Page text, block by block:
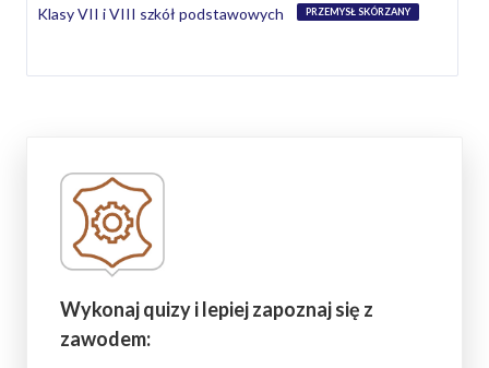
Klasy VII i VIII szkół podstawowych PRZEMYSŁ SKÓRZANY
Wykonaj quizy i lepiej zapoznaj się z
zawodem: